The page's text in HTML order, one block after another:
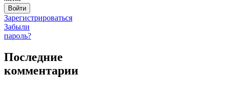
Зарегистрироваться
Забыли
пароль?
Последние
комментарии